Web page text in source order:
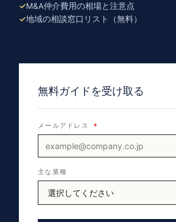
M&A仲介費用の相場と注意点
地域の相談窓口リスト（無料）
無料ガイドを受け取る
メールアドレス *
主な業種